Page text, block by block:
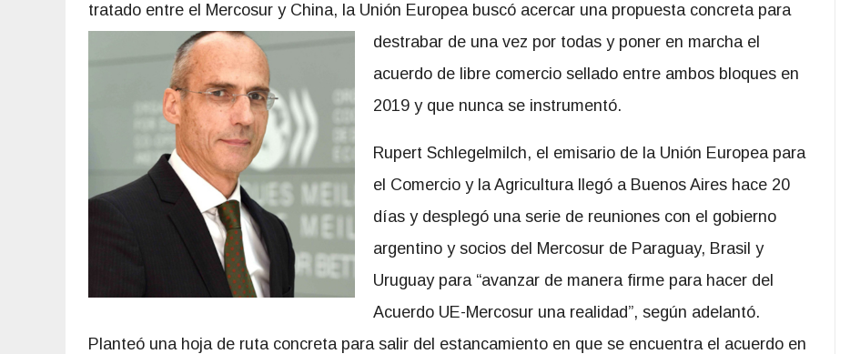
tratado entre el Mercosur y China, la Unión Europea buscó acercar una propuesta concreta para
destrabar de una vez por todas y poner en marcha el
acuerdo de libre comercio sellado entre ambos bloques en
2019 y que nunca se instrumentó.
Rupert Schlegelmilch, el emisario de la Unión Europea para
el Comercio y la Agricultura llegó a Buenos Aires hace 20
días y desplegó una serie de reuniones con el gobierno
argentino y socios del Mercosur de Paraguay, Brasil y
Uruguay para “avanzar de manera firme para hacer del
Acuerdo UE-Mercosur una realidad”, según adelantó.
Planteó una hoja de ruta concreta para salir del estancamiento en que se encuentra el acuerdo en